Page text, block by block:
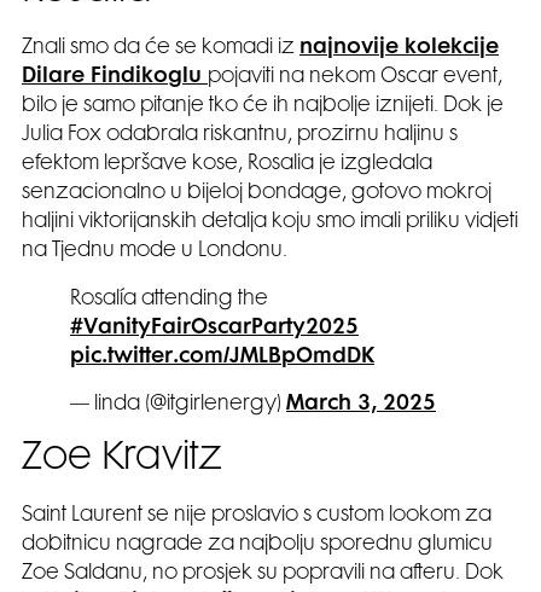
Znali smo da će se komadi iz najnovije kolekcije
Dilare Findikoglu pojaviti na nekom Oscar event,
bilo je samo pitanje tko će ih najbolje iznijeti. Dok je
Julia Fox odabrala riskantnu, prozirnu haljinu s
efektom lepršave kose, Rosalia je izgledala
senzacionalno u bijeloj bondage, gotovo mokroj
haljini viktorijanskih detalja koju smo imali priliku vidjeti
na Tjednu mode u Londonu.
Rosalía attending the
#VanityFairOscarParty2025
pic.twitter.com/JMLBpOmdDK
— linda‎‎ (@itgirlenergy) March 3, 2025
Zoe Kravitz
Saint Laurent se nije proslavio s custom lookom za
dobitnicu nagrade za najbolju sporednu glumicu
Zoe Saldanu, no prosjek su popravili na afteru. Dok